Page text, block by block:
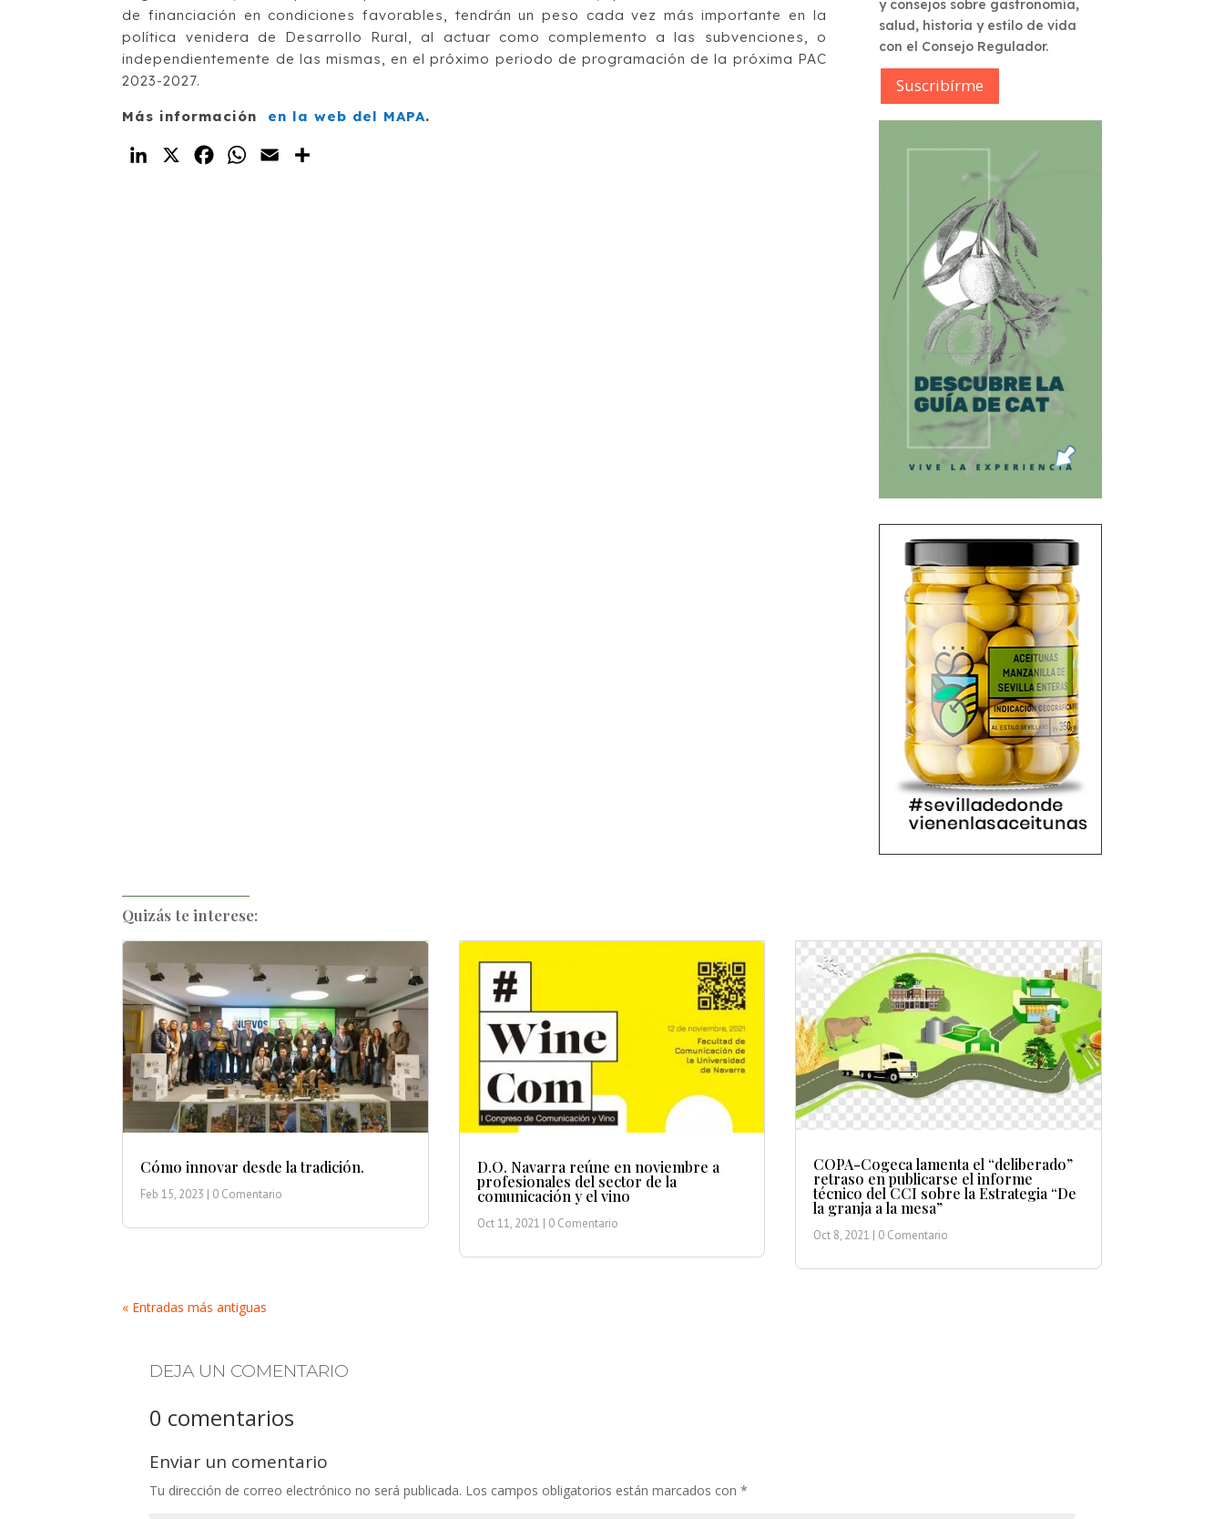
de financiación en condiciones favorables, tendrán un peso cada vez más importante en la
política venidera de Desarrollo Rural, al actuar como complemento a las subvenciones, o
independientemente de las mismas, en el próximo periodo de programación de la próxima PAC
2023-2027.
Más información en la web del MAPA.
LinkedIn
X FacebookWhatsApp
Email
y consejos sobre gastronomía,
salud, historia y estilo de vida
con el Consejo Regulador.
Suscribírme
Quizás te interese:
Cómo innovar desde la tradición.
Feb 15, 2023 | 0 Comentario
D.O. Navarra reúne en noviembre a
profesionales del sector de la
comunicación y el vino
Oct 11, 2021 | 0 Comentario
COPA-Cogeca lamenta el “deliberado”
retraso en publicarse el informe
técnico del CCI sobre la Estrategia “De
la granja a la mesa”
Oct 8, 2021 | 0 Comentario
« Entradas más antiguas
DEJA UN COMENTARIO
0 comentarios
Enviar un comentario
Tu dirección de correo electrónico no será publicada. Los campos obligatorios están marcados con*